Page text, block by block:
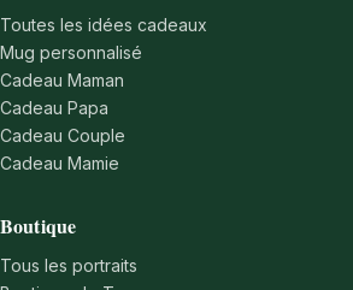
Toutes les idées cadeaux
Mug personnalisé
Cadeau Maman
Cadeau Papa
Cadeau Couple
Cadeau Mamie
Boutique
Tous les portraits